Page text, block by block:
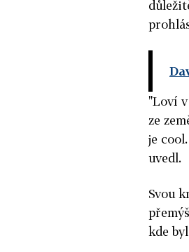
"Loví
ze
je
uvedl.
Svou
kde